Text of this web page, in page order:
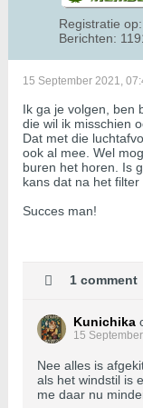
Registratie op:
Berichten:
15 September 2021,
Ik ga je volgen, ben
die wil ik misschien
Dat met die
ook al mee. Wel
buren het horen. Is
kans dat na het
Succes man!
1 comment
Kunichika
15
Nee alles is
als het windstil is
me daar nu